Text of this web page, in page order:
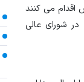
اقدام می کنند
شورای عالی